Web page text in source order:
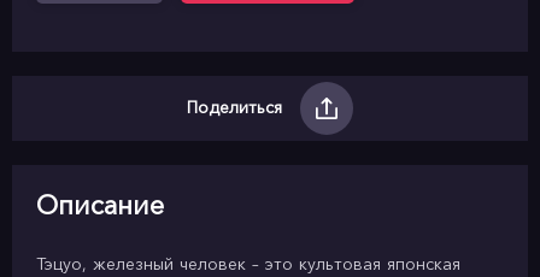
Поделиться
Описание
Тэцуо, железный человек – это культовая японская